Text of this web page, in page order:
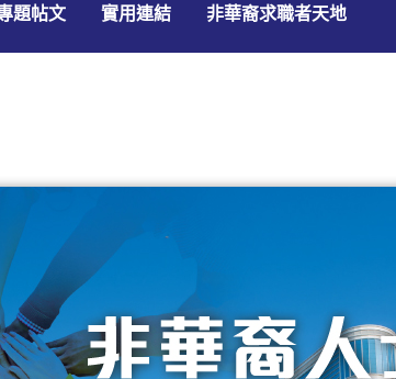
題帖文 實用連結 非華裔求職者天地